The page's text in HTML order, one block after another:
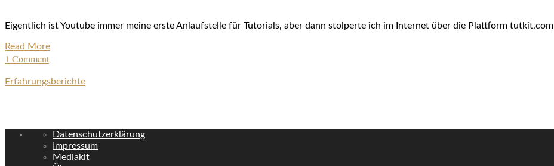
Eigentlich ist Youtube immer meine erste Anlaufstelle für Tutorials, aber dann stolperte ich im Internet über die Plattform tutkit.com
Read More
1 Comment
Erfahrungsberichte
Datenschutzerklärung
Impressum
Mediakit